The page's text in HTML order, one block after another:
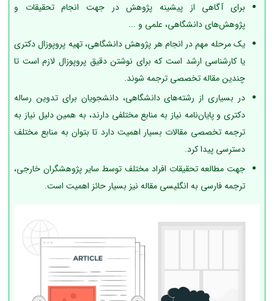
برای آگاهی از پیشینه پژوهش در جهت انجام تحقیقات و
پژوهش‌های دانشگاهی، علمی و ...
یک مرحله مهم در انجام هر پژوهش دانشگاهی، تهیه پروپوزال دکتری
یا کارشناسی ارشد است که برای نوشتن دقیق پروپوزال لازم است تا
چندین مقاله تخصصی ترجمه شوند.
در بسیاری از رشته‌های دانشگاهی، دانشجویان برای تدوین رساله
دکتری و پایان‌نامه نیاز به منابع مختلفی دارند، به همین دلیل نیاز به
ترجمه تخصصی مقالات بسیار اهمیت دارد تا بتوان به منابع مختلف
دسترسی پیدا کرد.
جهت مطالعه تحقیقات افراد مختلف توسط سایر پژوهشگران خارجی،
ترجمه فارسی به انگلیسی مقاله نیز بسیار حائز اهمیت است.